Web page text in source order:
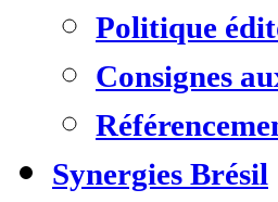
Politique
Consignes
Synergies Brésil